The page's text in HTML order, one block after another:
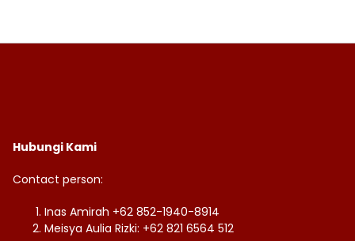
Hubungi Kami
Contact person:
Inas Amirah +62 852-1940-8914
Meisya Aulia Rizki: +62 821 6564 512